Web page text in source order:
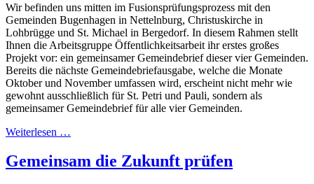
Wir befinden uns mitten im Fusionsprüfungsprozess mit den
Gemeinden Bugenhagen in Nettelnburg, Christuskirche in
Lohbrügge und St. Michael in Bergedorf. In diesem Rahmen stellt
Ihnen die Arbeitsgruppe Öffentlichkeitsarbeit ihr erstes großes
Projekt vor: ein gemeinsamer Gemeindebrief dieser vier Gemeinden.
Bereits die nächste Gemeindebriefausgabe, welche die Monate
Oktober und November umfassen wird, erscheint nicht mehr wie
gewohnt ausschließlich für St. Petri und Pauli, sondern als
gemeinsamer Gemeindebrief für alle vier Gemeinden.
Weiterlesen …
Gemeinsam die Zukunft prüfen